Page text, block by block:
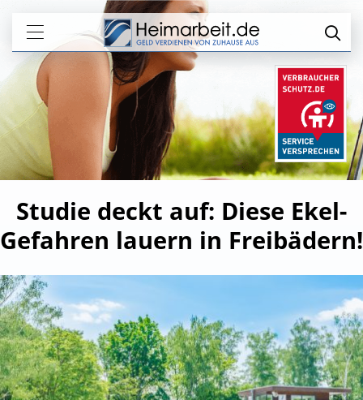
Studie deckt auf: Diese Ekel-
Gefahren lauern in Freibädern!